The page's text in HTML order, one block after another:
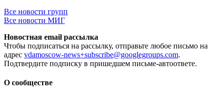
Все новости групп
Все новости МИГ
Новостная email рассылка
Чтобы подписаться на рассылку, отправьте любое письмо на
адрес vdamoscow-news+subscribe@googlegroups.com.
Подтвердите подписку в пришедшем письме-автоответе.
О сообществе